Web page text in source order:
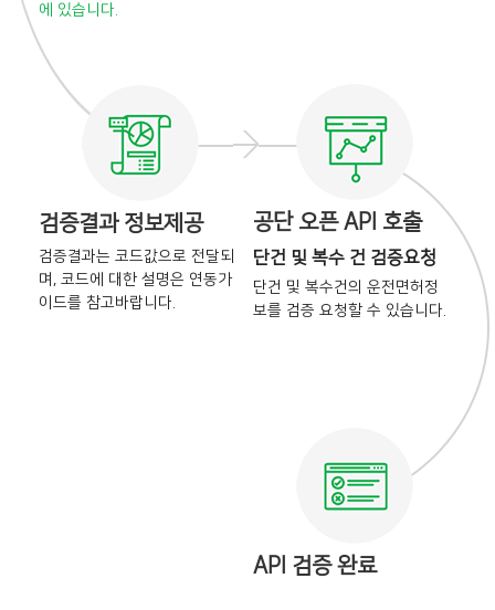
에 있습니다.
공단 오픈 API 호출
단건 및 복수 건 검증요청
단건 및 복수건의 운전면허정
보를 검증 요청할 수 있습니다.
검증결과 정보제공
검증결과는 코드값으로 전달되
며, 코드에 대한 설명은 연동가
이드를 참고바랍니다.
API 검증 완료